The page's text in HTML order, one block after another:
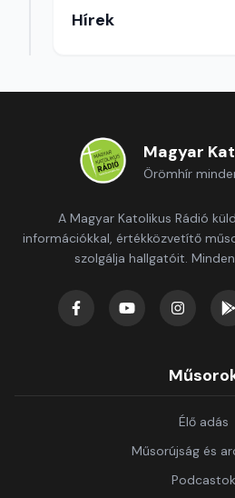
Hírek
Magyar
Örömhír
A Magyar Katolikus Rádió
információkkal, értékközvetítő
szolgálja hallgatóit.
Élő adás
Műsorújság és
Podcastok